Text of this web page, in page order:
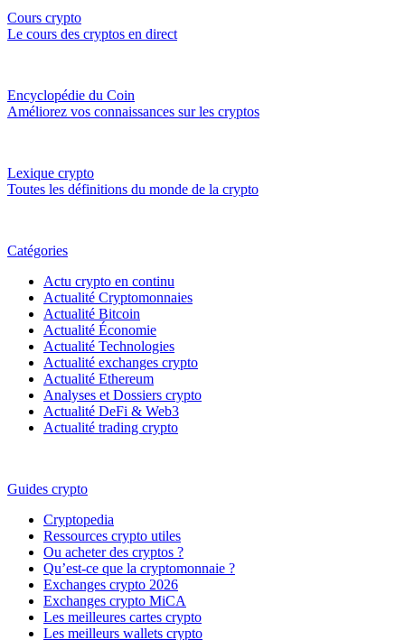
Cours crypto
Le cours des cryptos en direct
Encyclopédie du Coin
Améliorez vos connaissances sur les cryptos
Lexique crypto
Toutes les définitions du monde de la crypto
Catégories
Actu crypto en continu
Actualité Cryptomonnaies
Actualité Bitcoin
Actualité Économie
Actualité Technologies
Actualité exchanges crypto
Actualité Ethereum
Analyses et Dossiers crypto
Actualité DeFi & Web3
Actualité trading crypto
Guides crypto
Cryptopedia
Ressources crypto utiles
Ou acheter des cryptos ?
Qu’est-ce que la cryptomonnaie ?
Exchanges crypto 2026
Exchanges crypto MiCA
Les meilleures cartes crypto
Les meilleurs wallets crypto